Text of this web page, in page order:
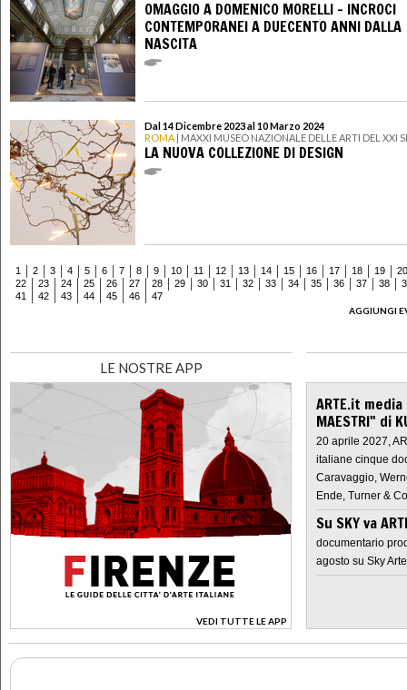
OMAGGIO A DOMENICO MORELLI – INCROCI
CONTEMPORANEI A DUECENTO ANNI DALLA
NASCITA
Dal 14 Dicembre 2023 al 10 Marzo 2024
ROMA | MAXXI MUSEO NAZIONALE DELLE ARTI DEL XXI
LA NUOVA COLLEZIONE DI DESIGN
1 2 3 4 5 6 7 8 9 10 11 12 13 14 15 16 17 18 19
20
22
23 24 25 26 27 28 29 30 31 32 33 34 35 36 37 38
41
42 43 44 45 46
47
AGGIUNGI
LE NOSTRE APP
VEDI TUTTE LE APP
>
ARTE.it
MAESTRI" di
20 aprile 2027,
italiane cinque
Caravaggio,
Ende, Turner &
Su SKY va
documentario
agosto su Sky Arte